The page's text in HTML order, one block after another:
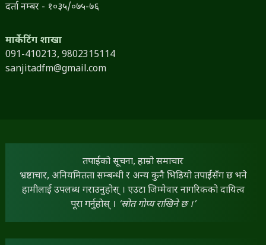
दर्ता नम्बर - १०३५/०७५-७६
मार्केटिंग शाखा
091-410213, 9802315114
sanjitadfm@gmail.com
तपाईंको सूचना, हाम्रो समाचार
भ्रष्टाचार, अनियमितता सम्बन्धी र अन्य कुनै भिडियो तपाईंसँग छ भने
हामीलाई उपलब्ध गराउनुहोस् । एउटा जिम्मेवार नागरिकको दायित्व
पूरा गर्नुहोस् । ‘स्रोत गोप्य राखिने छ ।’